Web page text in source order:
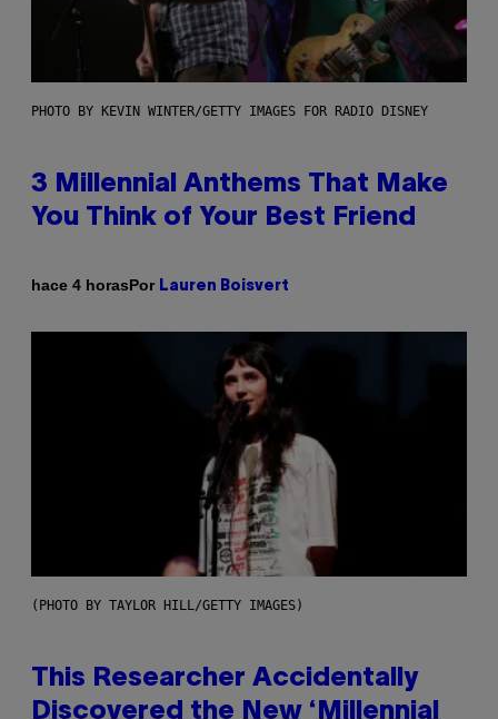
PHOTO BY KEVIN WINTER/GETTY IMAGES FOR RADIO DISNEY
3 Millennial Anthems That Make
You Think of Your Best Friend
hace 4 horasPor Lauren Boisvert
(PHOTO BY TAYLOR HILL/GETTY IMAGES)
This Researcher Accidentally
Discovered the New ‘Millennial